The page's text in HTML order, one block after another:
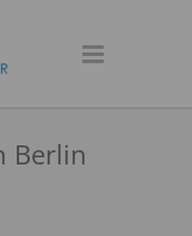
Berlin